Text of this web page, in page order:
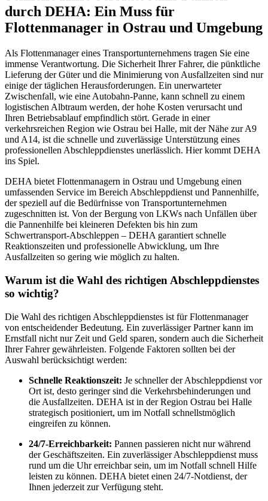
durch DEHA: Ein Muss für
Flottenmanager in Ostrau und Umgebung
Als Flottenmanager eines Transportunternehmens tragen Sie eine
immense Verantwortung. Die Sicherheit Ihrer Fahrer, die pünktliche
Lieferung der Güter und die Minimierung von Ausfallzeiten sind nur
einige der täglichen Herausforderungen. Ein unerwarteter
Zwischenfall, wie eine Autobahn-Panne, kann schnell zu einem
logistischen Albtraum werden, der hohe Kosten verursacht und
Ihren Betriebsablauf empfindlich stört. Gerade in einer
verkehrsreichen Region wie Ostrau bei Halle, mit der Nähe zur A9
und A14, ist die schnelle und zuverlässige Unterstützung eines
professionellen Abschleppdienstes unerlässlich. Hier kommt DEHA
ins Spiel.
DEHA bietet Flottenmanagern in Ostrau und Umgebung einen
umfassenden Service im Bereich Abschleppdienst und Pannenhilfe,
der speziell auf die Bedürfnisse von Transportunternehmen
zugeschnitten ist. Von der Bergung von LKWs nach Unfällen über
die Pannenhilfe bei kleineren Defekten bis hin zum
Schwertransport-Abschleppen – DEHA garantiert schnelle
Reaktionszeiten und professionelle Abwicklung, um Ihre
Ausfallzeiten so gering wie möglich zu halten.
Warum ist die Wahl des richtigen Abschleppdienstes
so wichtig?
Die Wahl des richtigen Abschleppdienstes ist für Flottenmanager
von entscheidender Bedeutung. Ein zuverlässiger Partner kann im
Ernstfall nicht nur Zeit und Geld sparen, sondern auch die Sicherheit
Ihrer Fahrer gewährleisten. Folgende Faktoren sollten bei der
Auswahl berücksichtigt werden:
Schnelle Reaktionszeit: Je schneller der Abschleppdienst vor
Ort ist, desto geringer sind die Verkehrsbehinderungen und
die Ausfallzeiten. DEHA ist in der Region Ostrau bei Halle
strategisch positioniert, um im Notfall schnellstmöglich
eingreifen zu können.
24/7-Erreichbarkeit: Pannen passieren nicht nur während
der Geschäftszeiten. Ein zuverlässiger Abschleppdienst muss
rund um die Uhr erreichbar sein, um im Notfall schnell Hilfe
leisten zu können. DEHA bietet einen 24/7-Notdienst, der
Ihnen jederzeit zur Verfügung steht.